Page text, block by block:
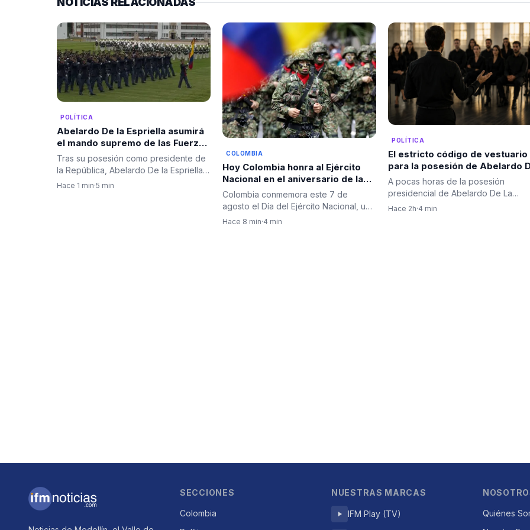
POLÍTICA
Abelardo De la Espriella asumirá
el mando supremo de las Fuerzas
Armadas con el tradicional
“reconocimiento de tropas” en el
Batallón Pichincha en el Día del
Ejército.
Tras su posesión como presidente de
la República, Abelardo De la Espriella
encabezará este 7 de…
Hace 1 min·5 min
COLOMBIA
Hoy Colombia honra al Ejército
Nacional en el aniversario de la
Batalla de Boyacá. Es el Día del
Ejército.
Colombia conmemora este 7 de
agosto el Día del Ejército Nacional, una
fecha que recuerda la…
Hace 8 min·4 min
POLÍTICA
El estricto código de vestuario
para la posesión de Abelardo
La Espriella despierta
expectativa entre los invitados:
Color negro
A pocas horas de la posesión
presidencial de Abelardo De La
Espriella, uno de los aspectos que
Hace 2h·4 min
SECCIONES
Colombia
NUESTRAS MARCAS
IFM Play (TV)
Quiénes